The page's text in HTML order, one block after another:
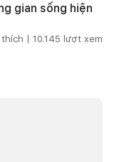
gian sống hiện
| 10.145 lượt xem